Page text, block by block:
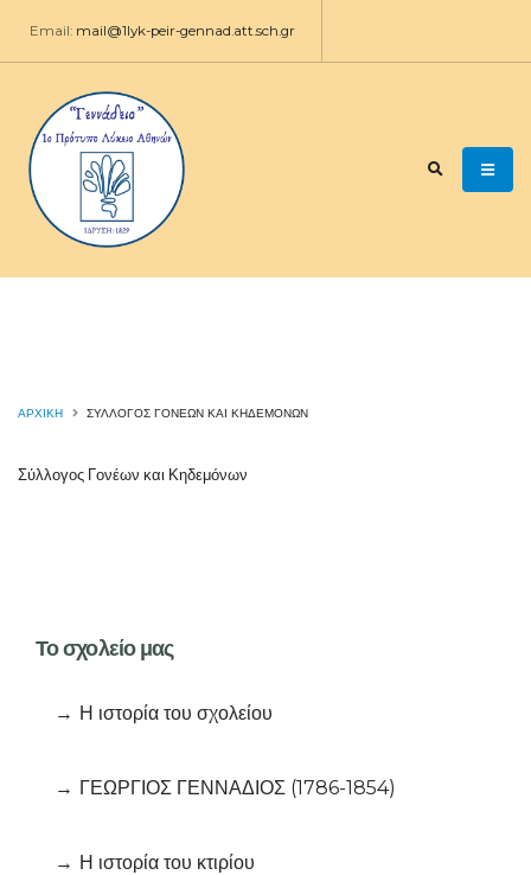
Email: mail@1lyk-peir-gennad.att.sch.gr
Σύλλογος Γονέων και Κηδεμόνων
ΑΡΧΙΚΉ ΣΎΛΛΟΓΟΣ ΓΟΝΈΩΝ ΚΑΙ ΚΗΔΕΜΌΝΩΝ
Το σχολείο μας
Η ιστορία του σχολείου
ΓΕΩΡΓΙΟΣ ΓΕΝΝΑΔΙΟΣ (1786-1854)
Η ιστορία του κτιρίου